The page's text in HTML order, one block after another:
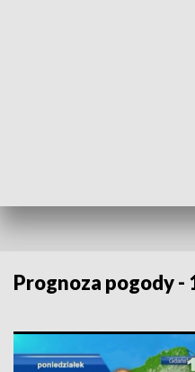
Prognoza pogody -